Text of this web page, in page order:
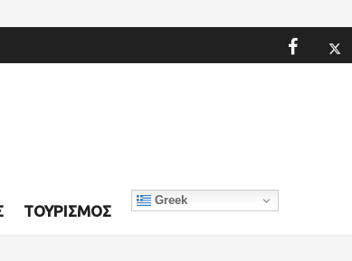
ΤΟΥΡΙΣΜΌΣ
Greek